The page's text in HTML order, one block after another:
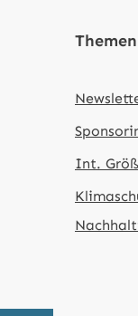
Themen
Int.